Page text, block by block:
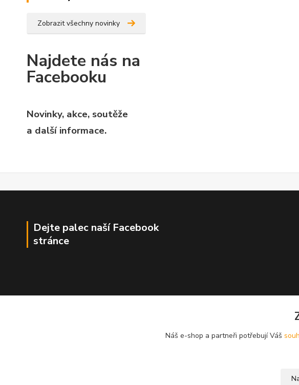
Zobrazit všechny novinky
Najdete nás na
Facebooku
Novinky, akce, soutěže
a další informace.
Dejte palec naší Facebook
stránce
Náš e-shop a partneři potřebují Váš